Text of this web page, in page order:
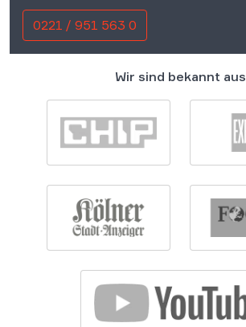
0221 / 951 563 0
Wir sind bekannt aus